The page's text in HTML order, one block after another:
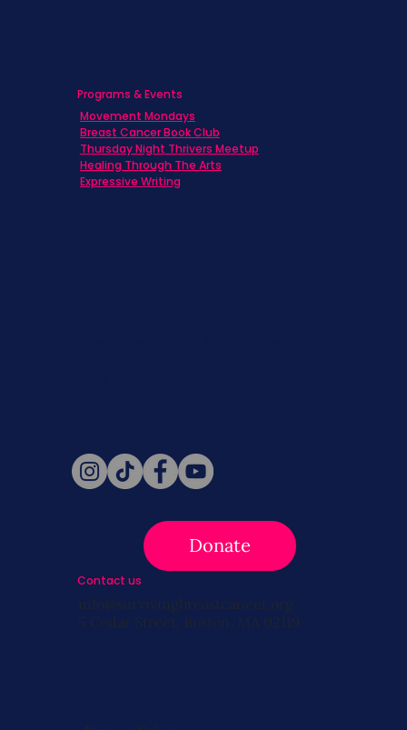
Donate
Programs & Events
Movement Mondays
Breast Cancer Book Club
Thursday Night Thrivers Meetup
Healing Through The Arts
Expressive Writing
Contact us
info@survivingbreastcancer.org
5 Cedar Street, Boston, MA 02119